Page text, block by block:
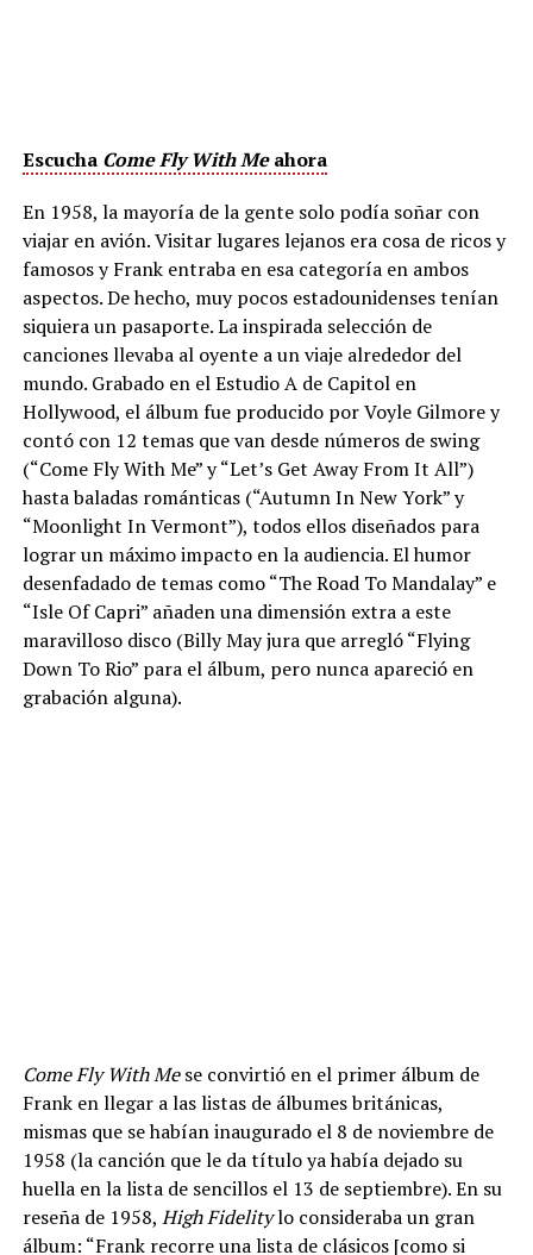
Escucha Come Fly With Meahora
En 1958, la mayoría de la gente solo podía soñar con
viajar en avión. Visitar lugares lejanos era cosa de ricos y
famosos y Frank entraba en esa categoría en ambos
aspectos. De hecho, muy pocos estadounidenses tenían
siquiera un pasaporte. La inspirada selección de
canciones llevaba al oyente a un viaje alrededor del
mundo. Grabado en el Estudio A de Capitol en
Hollywood, el álbum fue producido por Voyle Gilmore y
contó con 12 temas que van desde números de swing
(“Come Fly With Me” y “Let’s Get Away From It All”)
hasta baladas románticas (“Autumn In New York” y
“Moonlight In Vermont”), todos ellos diseñados para
lograr un máximo impacto en la audiencia. El humor
desenfadado de temas como “The Road To Mandalay” e
“Isle Of Capri” añaden una dimensión extra a este
maravilloso disco (Billy May jura que arregló “Flying
Down To Rio” para el álbum, pero nunca apareció en
grabación alguna).
Come Fly With Mese convirtió en el primer álbum de
Frank en llegar a las listas de álbumes británicas,
mismas que se habían inaugurado el 8 de noviembre de
1958 (la canción que le da título ya había dejado su
huella en la lista de sencillos el 13 de septiembre). En su
reseña de 1958, High Fidelitylo consideraba un gran
álbum: “Frank recorre una lista de clásicos [como si